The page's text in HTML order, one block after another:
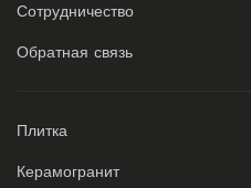
Сотрудничество
Обратная связь
Плитка
Керамогранит